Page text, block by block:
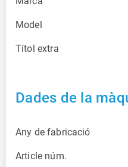
Model
Títol extra
Dades de la
Any de fabricació
Article núm.